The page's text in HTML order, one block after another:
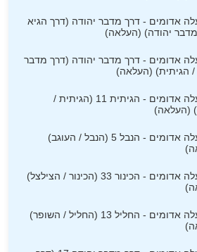
אדומים - דרך מדבר יהודה (דרך הגיא
יהודה) (העלאה)
אדומים - דרך מדבר יהודה (דרך מדבר
/ הגיתית) (העלאה)
מעלה אדומים - הגיתית 11 (הגיתית /
(העלאה)
מעלה אדומים - הנבל 5 (הנבל / העוגב)
מעלה אדומים - הכינור 33 (הכינור / הצילצל)
מעלה אדומים - החליל 13 (החליל / השופר)